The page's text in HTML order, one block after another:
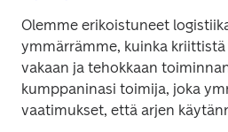
Olemme erikoistuneet
ymmärrämme, kuinka
vakaan ja tehokkaan
kumppaninasi toimija, joka
vaatimukset, että arjen